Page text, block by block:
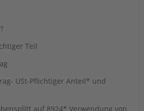
Teil
USt-Pflichtiger Anteil* und
auf 8924* Verwendung von